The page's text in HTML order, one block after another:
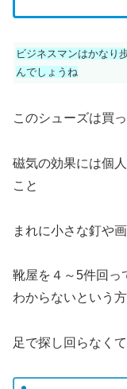
ビジネスマンはかなり
んでしょうね
このシューズは買
磁気の効果には個
こと
まれに小さな釘や
靴屋を４～5件回っ
わからないという
足で探し回らなく